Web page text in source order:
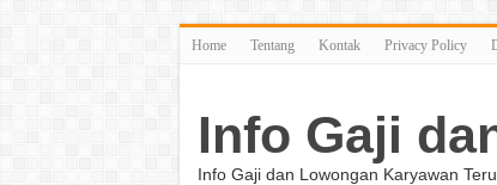
Home Tentang Kontak Privacy Policy
Info Gaji
Info Gaji dan Lowongan Karyawan